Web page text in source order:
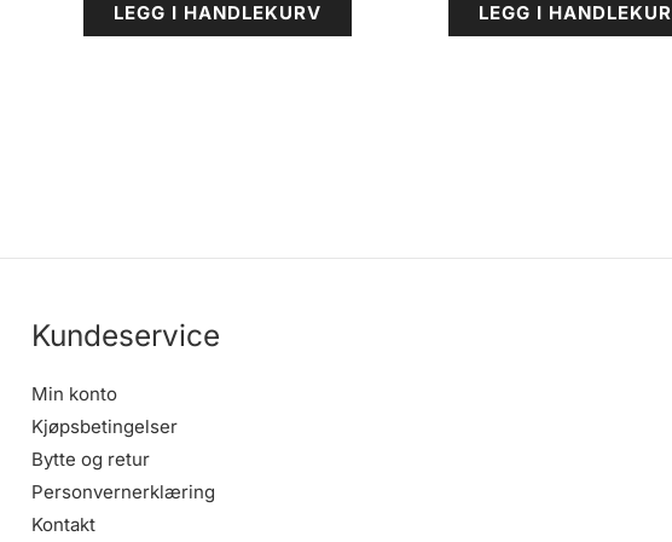
LEGG I HANDLEKURV LEGG I
Kundeservice
Min konto
Kjøpsbetingelser
Bytte og retur
Personvernerklæring
Kontakt